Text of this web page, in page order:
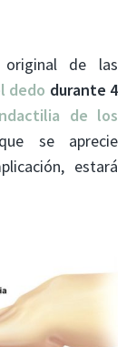
original de las
dedo durante 4
de los
se aprecie
estará